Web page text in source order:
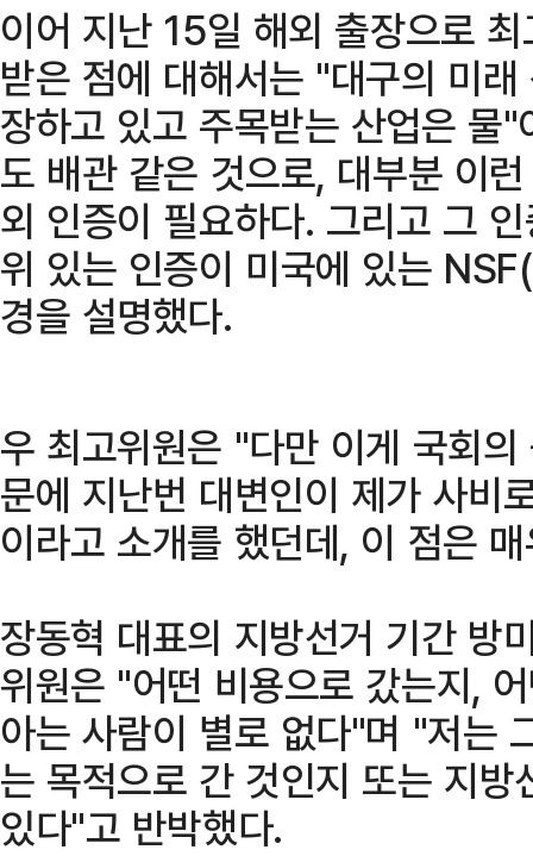
이어 지난 15일 해외 출장으로
받은 점에 대해서는 "대구의 미
장하고 있고 주목받는 산업은 물
도 배관 같은 것으로, 대부분 이
외 인증이 필요하다. 그리고 그
위 있는 인증이 미국에 있는
경을 설명했다.
우 최고위원은 "다만 이게 국회
문에 지난번 대변인이 제가 사비
이라고 소개를 했던데, 이 점은
장동혁 대표의 지방선거 기간 방
위원은 "어떤 비용으로 갔는지,
아는 사람이 별로 없다"며 "저는
는 목적으로 간 것인지 또는 지
있다"고 반박했다.